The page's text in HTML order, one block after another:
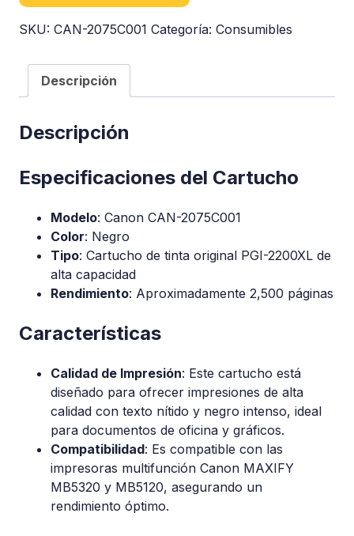
SKU: CAN-2075C001 Categoría: Consumibles
Descripción
Descripción
Especificaciones del Cartucho
Modelo: Canon CAN-2075C001
Color: Negro
Tipo: Cartucho de tinta original PGI-2200XL de
alta capacidad
Rendimiento: Aproximadamente 2,500 páginas
Características
Calidad de Impresión: Este cartucho está
diseñado para ofrecer impresiones de alta
calidad con texto nítido y negro intenso, ideal
para documentos de oficina y gráficos.
Compatibilidad: Es compatible con las
impresoras multifunción Canon MAXIFY
MB5320 y MB5120, asegurando un
rendimiento óptimo.